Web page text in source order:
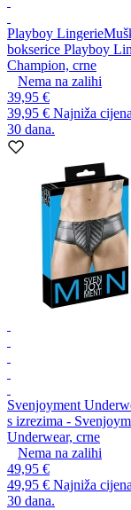
Playboy Lingerie
bokserice Playboy
Champion, crne
Nema na zalihi
39,95 €
39,95 € Najniža
30 dana.
Svenjoyment
s izrezima -
Underwear, crne
Nema na zalihi
49,95 €
49,95 € Najniža
30 dana.